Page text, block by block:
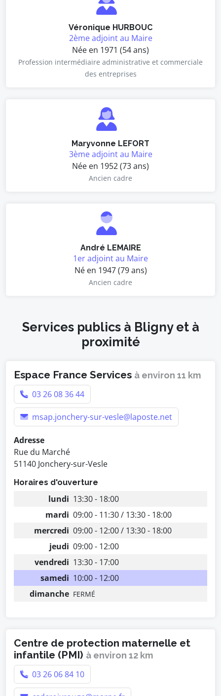
Véronique HURBOUC
2ème adjoint au Maire
Née en 1971 (54 ans)
Profession intermédiaire administrative et commerciale
des entreprises
Maryvonne LEFORT
3ème adjoint au Maire
Née en 1952 (73 ans)
Ancien cadre
André LEMAIRE
1er adjoint au Maire
Né en 1947 (79 ans)
Ancien cadre
Services publics à Bligny et à
proximité
Espace France Services à environ 11 km
03 26 08 36 44
msap.jonchery-sur-vesle@laposte.net
Adresse
Rue du Marché
51140 Jonchery-sur-Vesle
Horaires d'ouverture
lundi 13:30 - 18:00
mardi 09:00 - 11:30 / 13:30 - 18:00
mercredi 09:00 - 12:00 / 13:30 - 18:00
jeudi 09:00 - 12:00
vendredi 13:30 - 17:00
samedi 10:00 - 12:00
dimanche FERMÉ
Centre de protection maternelle et
infantile (PMI) à environ 12 km
03 26 06 84 10